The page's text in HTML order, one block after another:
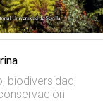
biodiversidad,